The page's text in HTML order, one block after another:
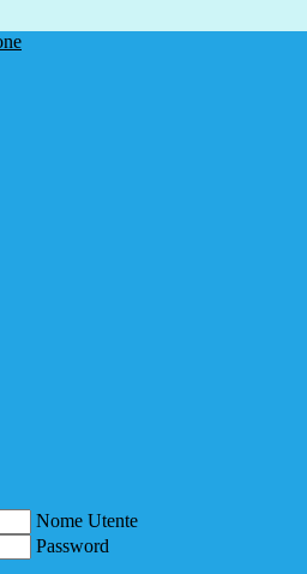
Nome Utente
Password